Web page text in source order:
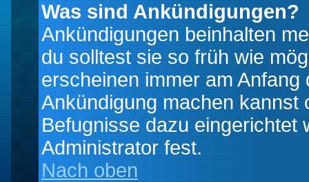
Was sind Ankündigungen?
Ankündigungen beinhalten
du solltest sie so früh wie
erscheinen immer am
Ankündigung machen kannst
Befugnisse dazu eingerichtet
Administrator fest.
Nach oben